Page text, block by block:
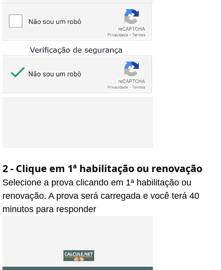
2 - Clique em 1ª habilitação ou renovação
Selecione a prova clicando em 1ª habilitação ou
renovação. A prova será carregada e você terá 40
minutos para responder